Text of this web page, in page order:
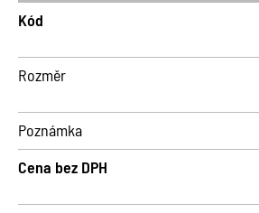
Kód
Rozměr
Poznámka
Cena bez DPH